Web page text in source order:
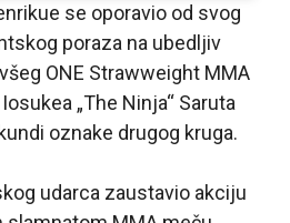
se oporavio od svog
poraza na ubedljiv
ONE Strawweight MMA
„The Ninja“ Saruta
oznake drugog kruga.
udarca zaustavio akciju